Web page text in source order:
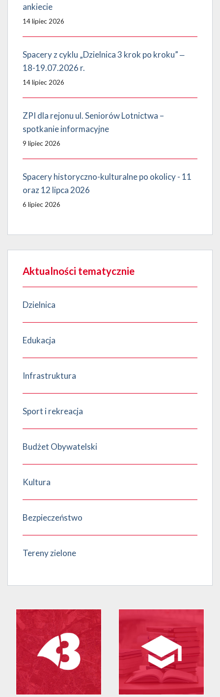
ankiecie
14 lipiec 2026
Spacery z cyklu „Dzielnica 3 krok po kroku” ‒
18-19.07.2026 r.
14 lipiec 2026
ZPI dla rejonu ul. Seniorów Lotnictwa –
spotkanie informacyjne
9 lipiec 2026
Spacery historyczno-kulturalne po okolicy - 11
oraz 12 lipca 2026
6 lipiec 2026
Aktualności tematycznie
Dzielnica
Edukacja
Infrastruktura
Sport i rekreacja
Budżet Obywatelski
Kultura
Bezpieczeństwo
Tereny zielone